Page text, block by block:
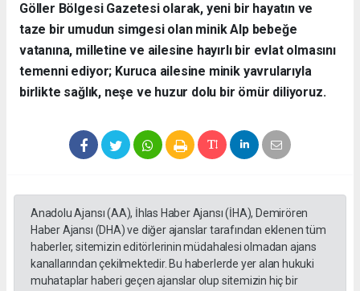
​Göller Bölgesi Gazetesi olarak, yeni bir hayatın ve
taze bir umudun simgesi olan minik Alp bebeğe
vatanına, milletine ve ailesine hayırlı bir evlat olmasını
temenni ediyor; Kuruca ailesine minik yavrularıyla
birlikte sağlık, neşe ve huzur dolu bir ömür diliyoruz.
Anadolu Ajansı (AA), İhlas Haber Ajansı (İHA), Demirören
Haber Ajansı (DHA) ve diğer ajanslar tarafından eklenen tüm
haberler, sitemizin editörlerinin müdahalesi olmadan ajans
kanallarından çekilmektedir. Bu haberlerde yer alan hukuki
muhataplar haberi geçen ajanslar olup sitemizin hiç bir